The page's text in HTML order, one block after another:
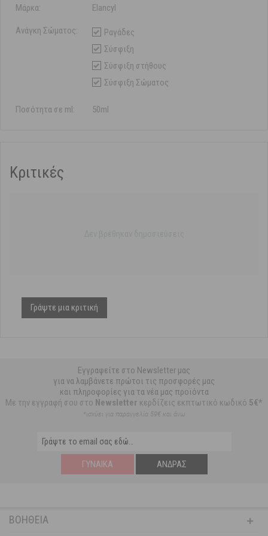
Μάρκα: Elancyl
Ανάγκη Σώματος:
Ραγάδες
Σύσφιξη
Σύσφιξη στήθους
Σύσφιξη Σώματος
Ποσότητα σε ml: 50ml
Κριτικές
Γράψτε μια κριτική
Εγγραφείτε στο Newsletter μας
για να λαμβάνετε πρώτοι τις προσφορές μας
και πληροφορίες για τα νέα μας προϊόντα
Με την εγγραφή σου στο Newsletter κερδίζεις εκπτωτικό κωδικό 5€*
*ισχύει για παραγγελία 59€ και άνω
ΓΥΝΑΊΚΑ ΆΝΔΡΑΣ
ΒΟΉΘΕΙΑ